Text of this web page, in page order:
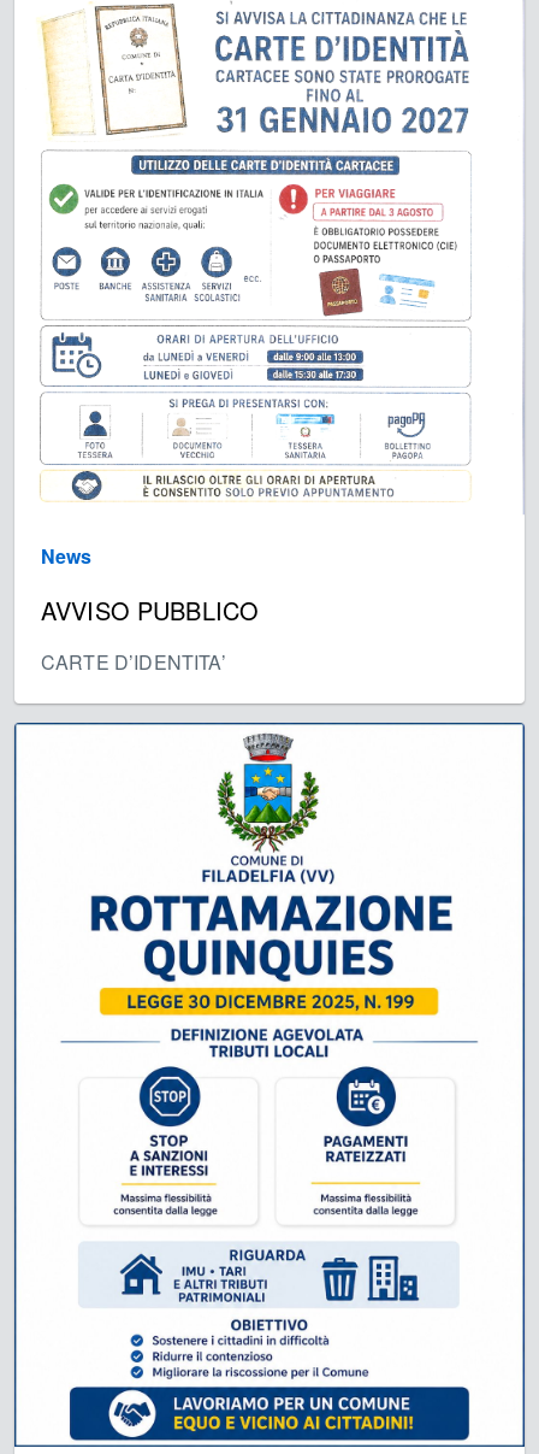
News
AVVISO PUBBLICO
CARTE D’IDENTITA’